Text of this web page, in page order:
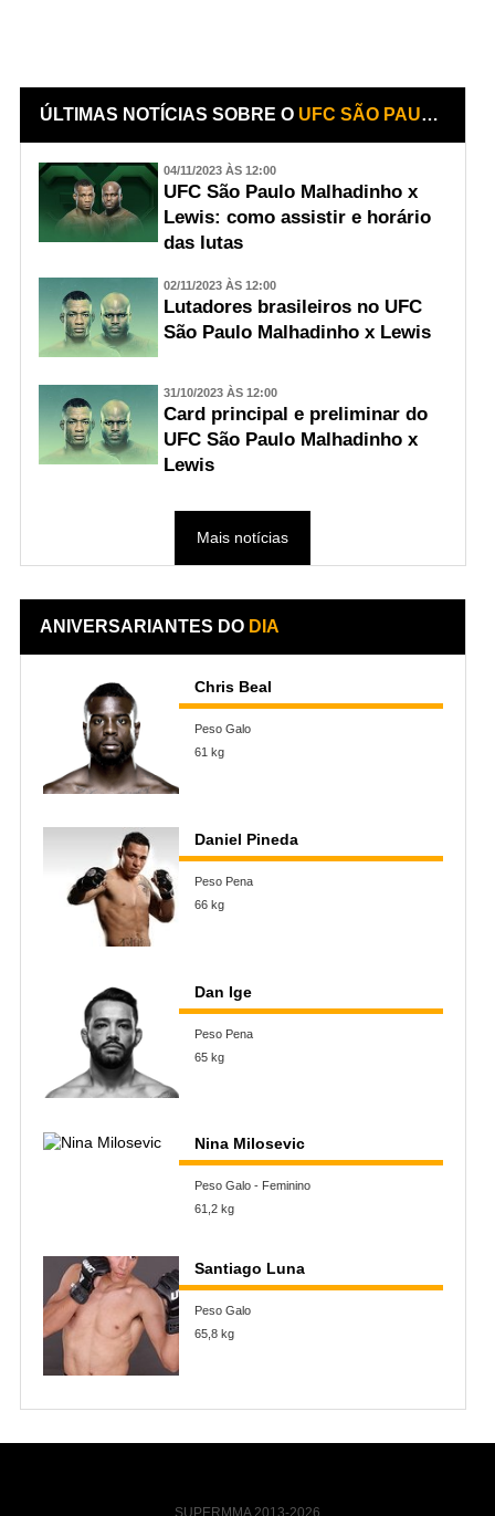
ÚLTIMAS NOTÍCIAS SOBRE O UFC SÃO PAULO MALHADINHO X LEWIS
04/11/2023 ÀS 12:00
UFC São Paulo Malhadinho x
Lewis: como assistir e horário
das lutas
02/11/2023 ÀS 12:00
Lutadores brasileiros no UFC
São Paulo Malhadinho x Lewis
31/10/2023 ÀS 12:00
Card principal e preliminar do
UFC São Paulo Malhadinho x
Lewis
Mais notícias
ANIVERSARIANTES DO DIA
Chris Beal
Peso Galo
61 kg
Daniel Pineda
Peso Pena
66 kg
Dan Ige
Peso Pena
65 kg
Nina Milosevic
Peso Galo - Feminino
61,2 kg
Santiago Luna
Peso Galo
65,8 kg
SUPERMMA 2013-2026